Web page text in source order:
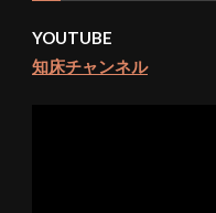
YOUTUBE
知床チャンネル